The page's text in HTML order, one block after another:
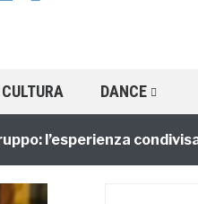
CULTURA DANCE
condivisa